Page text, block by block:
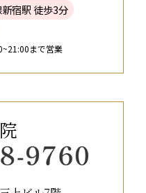
宿駅 徒歩3分
まで営業